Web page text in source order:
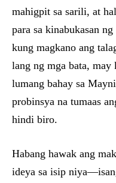
mahigpit sa sarili, at
para sa kinabukasan
kung magkano ang
lang ng mga bata, may
lumang bahay sa
probinsya na tumaas
hindi biro.
Habang hawak ang
ideya sa isip